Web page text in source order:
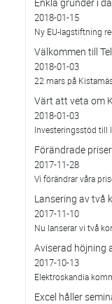
2018-01-15
Ny EU-lagstiftning
Välkommen till
2018-01-03
22 mars på
Värt att veta om
2018-01-03
Investeringsstöd till
Förändrade
2017-11-28
Vi förändrar våra
Lansering av två
2017-11-10
Nu lanserar vi två
Aviserad höjning
2017-10-13
Elektroskandia
Excel håller